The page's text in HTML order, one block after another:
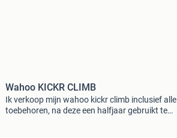
Wahoo KICKR CLIMB
Ik verkoop mijn wahoo kickr climb inclusief alle
toebehoren, na deze een halfjaar gebruikt te